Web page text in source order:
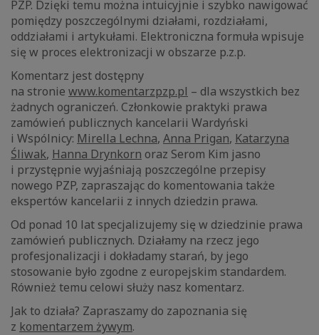
PZP. Dzięki temu można intuicyjnie i szybko nawigować
pomiędzy poszczególnymi działami, rozdziałami,
oddziałami i artykułami. Elektroniczna formuła wpisuje
się w proces elektronizacji w obszarze p.z.p.
Komentarz jest dostępny
na stronie www.komentarzpzp.pl – dla wszystkich bez
żadnych ograniczeń. Członkowie praktyki prawa
zamówień publicznych kancelarii Wardyński
i Wspólnicy: Mirella Lechna, Anna Prigan, Katarzyna
Śliwak, Hanna Drynkorn oraz Serom Kim jasno
i przystępnie wyjaśniają poszczególne przepisy
nowego PZP, zapraszając do komentowania także
ekspertów kancelarii z innych dziedzin prawa.
Od ponad 10 lat specjalizujemy się w dziedzinie prawa
zamówień publicznych. Działamy na rzecz jego
profesjonalizacji i dokładamy starań, by jego
stosowanie było zgodne z europejskim standardem.
Również temu celowi służy nasz komentarz.
Jak to działa? Zapraszamy do zapoznania się
z komentarzem żywym.